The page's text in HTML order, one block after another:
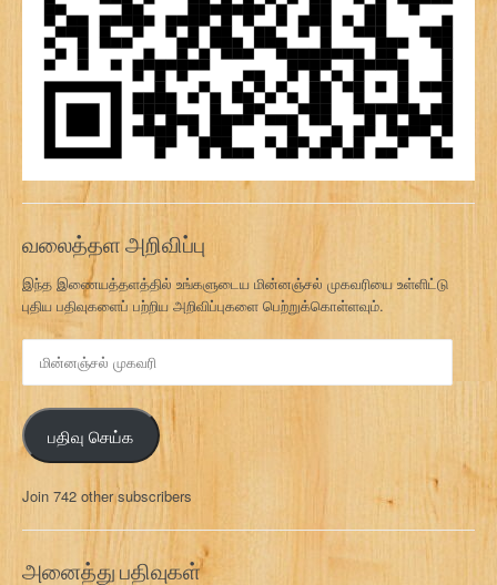
வலைத்தள அறிவிப்பு
இந்த இணையத்தளத்தில் உங்களுடைய மின்னஞ்சல் முகவரியை உள்ளிட்டு
புதிய பதிவுகளைப் பற்றிய அறிவிப்புகளை பெற்றுக்கொள்ளவும்.
ன
ஞ்
ச
ல்
க
வ
பதிவு செய்க
Join 742 other subscribers
அனைத்து பதிவுகள்